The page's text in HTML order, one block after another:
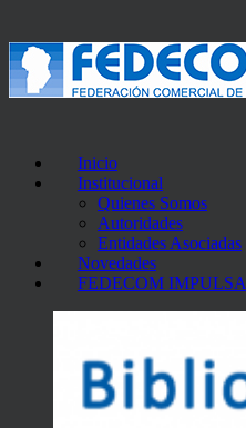
Inicio
Institucional
Quienes Somos
Autoridades
Entidades Asociadas
Novedades
FEDECOM IMPULSA